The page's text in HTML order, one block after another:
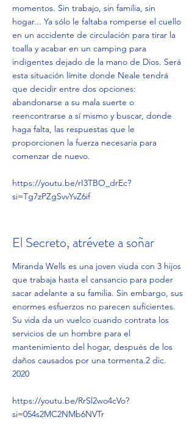
momentos. Sin trabajo, sin familia, sin
hogar... Ya sólo le faltaba romperse el cuello
en un accidente de circulación para tirar la
toalla y acabar en un camping para
indigentes dejado de la mano de Dios. Será
esta situación límite donde Neale tendrá
que decidir entre dos opciones:
abandonarse a su mala suerte o
reencontrarse a sí mismo y buscar, donde
haga falta, las respuestas que le
proporcionen la fuerza necesaria para
comenzar de nuevo.
https://youtu.be/rI3TBO_drEc?
si=Tg7zPZgSvvYvZ6if
El Secreto, atrévete a soñar
Miranda Wells es una joven viuda con 3 hijos
que trabaja hasta el cansancio para poder
sacar adelante a su familia. Sin embargo, sus
enormes esfuerzos no parecen suficientes.
Su vida da un vuelco cuando contrata los
servicios de un hombre para el
mantenimiento del hogar, después de los
daños causados por una tormenta.2 dic.
2020
https://youtu.be/RrSl2wo4cVo?
si=054s2MC2NMb6NVTr